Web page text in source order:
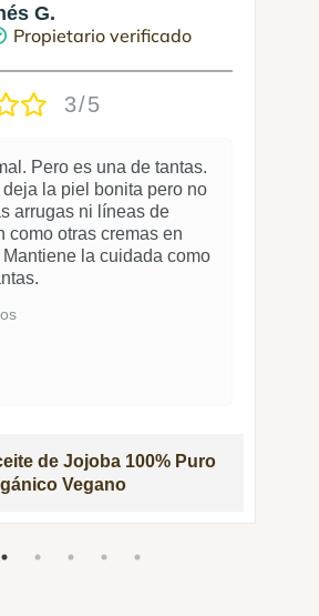
G.
Propietario verificado
3/5
Pero es una de tantas.
deja la piel bonita pero no
arrugas ni líneas de
como otras cremas en
la cuidada como
de Jojoba 100% Puro
Vegano